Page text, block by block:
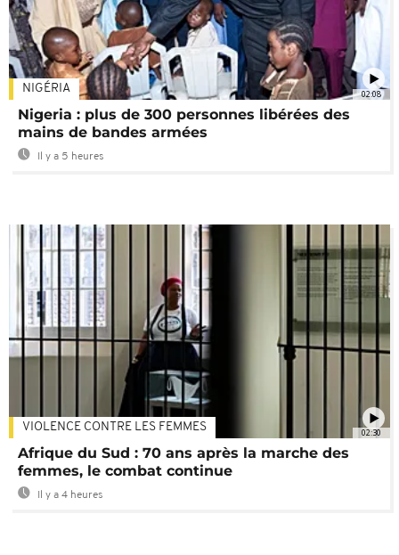
02:08
NIGÉRIA
Nigeria : plus de 300 personnes libérées des
mains de bandes armées
Il y a 5 heures
02:30
VIOLENCE CONTRE LES FEMMES
Afrique du Sud : 70 ans après la marche des
femmes, le combat continue
Il y a 4 heures